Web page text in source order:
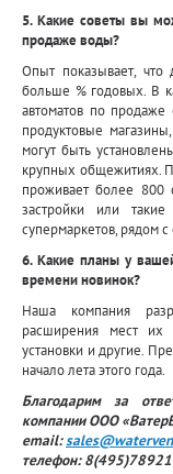
5. Какие советы вы
продаже воды?
Опыт показывает,
больше % годовых. В
автоматов по
продуктовые
могут быть
крупных общежитиях.
проживает более 800
застройки или
супермаркетов, рядом
6. Какие планы у
времени новинок?
Наша компания
расширения мест их
установки и другие.
начало лета этого года.
Благодарим за
компании ООО
email:
телефон: